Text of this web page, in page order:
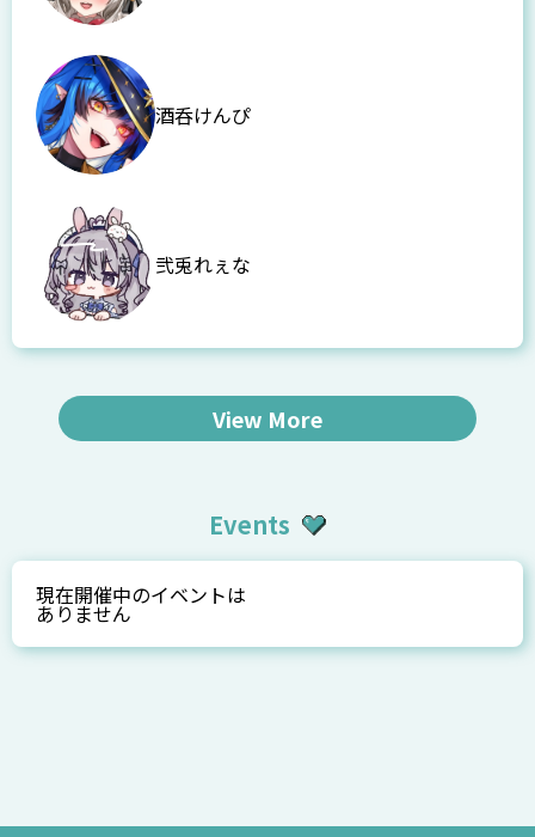
酒呑けんぴ
弐兎れぇな
View More
Events
現在開催中のイベントは
ありません